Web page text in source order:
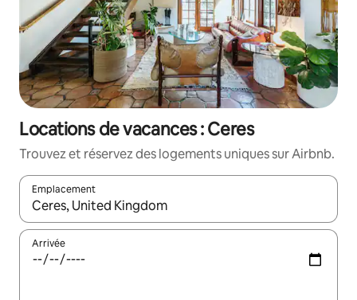
Locations de vacances : Ceres
Trouvez et réservez des logements uniques sur Airbnb.
Emplacement
Quand les résultats sont affichés, parcourez-les en utilisant
Arrivée